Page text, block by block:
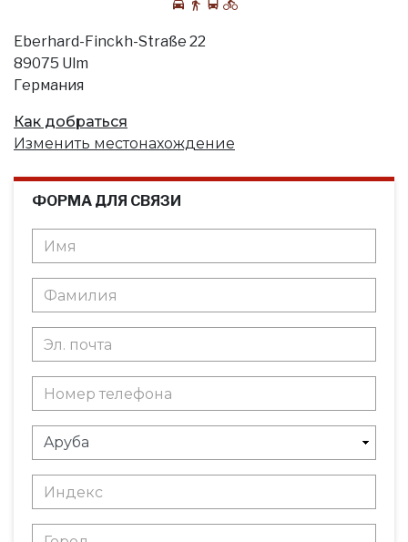
Eberhard-Finckh-Straße 22
89075 Ulm
Германия
Как добраться
Изменить местонахождение
ФОРМА ДЛЯ СВЯЗИ